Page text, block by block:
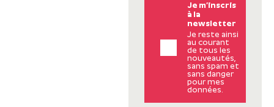
Je m’inscris
à la
newsletter
Je reste ainsi
au courant
de tous les
nouveautés,
sans spam et
sans danger
pour mes
données.